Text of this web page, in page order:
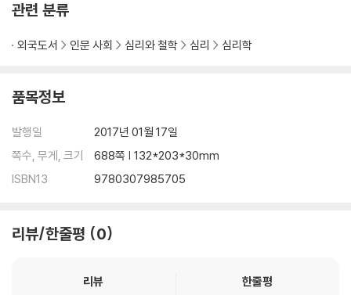
관련 분류
외국도서 인문 사회 심리와 철학 심리 심리학
품목정보
발행일
2017년 01월 17일
쪽수, 무게, 크기
688쪽 | 132*203*30mm
ISBN13
9780307985705
리뷰/한줄평 0
리뷰
한줄평